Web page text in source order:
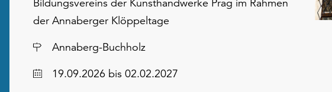
der Annaberger Klöppeltage
Ort
Annaberg-Buchholz
Datum19.09.2026 bis 02.02.2027